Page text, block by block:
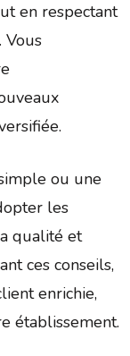
en respectant
Vous
ou une
les
qualité et
ces conseils,
enrichie,
établissement.